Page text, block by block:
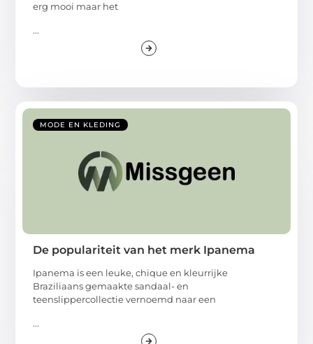
erg mooi maar het
...
MODE EN KLEDING
De populariteit van het merk Ipanema
Ipanema is een leuke, chique en kleurrijke
Braziliaans gemaakte sandaal- en
teenslippercollectie vernoemd naar een
...